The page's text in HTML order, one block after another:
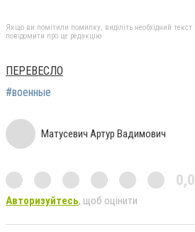
Якщо ви помітили помилку, виділіть необхідний текст
повідомити про це редакцію
ПЕРЕВЕСЛО
#военные
Матусевич Артур Вадимович
0,0
Авторизуйтесь, щоб оцінити